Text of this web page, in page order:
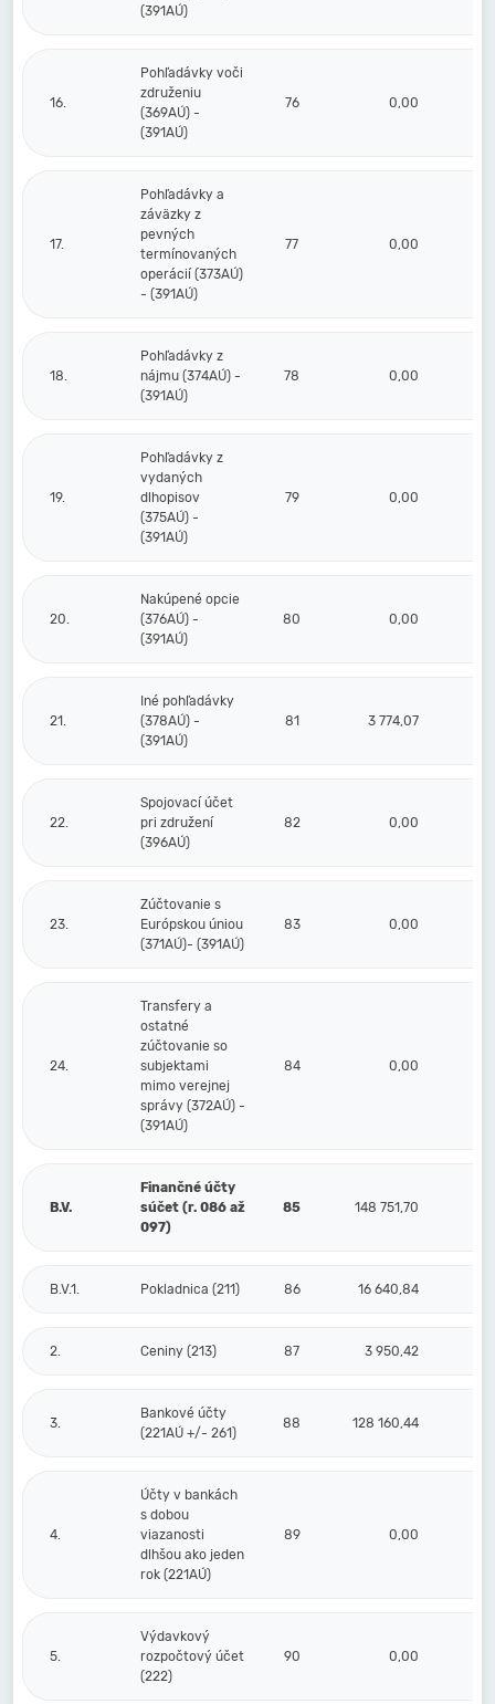
(391AÚ)
16.
Pohľadávky voči
združeniu
(369AÚ) -
(391AÚ)
76 0,00
17.
Pohľadávky a
záväzky z
pevných
termínovaných
operácií (373AÚ)
- (391AÚ)
77 0,00
18.
Pohľadávky z
nájmu (374AÚ) -
(391AÚ)
78 0,00
19.
Pohľadávky z
vydaných
dlhopisov
(375AÚ) -
(391AÚ)
79 0,00
20.
Nakúpené opcie
(376AÚ) -
(391AÚ)
80 0,00
21.
Iné pohľadávky
(378AÚ) -
(391AÚ)
81 3 774,07
22.
Spojovací účet
pri združení
(396AÚ)
82 0,00
23.
Zúčtovanie s
Európskou úniou
(371AÚ)- (391AÚ)
83 0,00
24.
Transfery a
ostatné
zúčtovanie so
subjektami
mimo verejnej
správy (372AÚ) -
(391AÚ)
84 0,00
B.V.
Finančné účty
súčet (r. 086 až
097)
85 148 751,70
B.V.1. Pokladnica (211) 86 16 640,84
2. Ceniny (213) 87 3 950,42
3.
Bankové účty
(221AÚ +/- 261)
88 128 160,44
4.
Účty v bankách
s dobou
viazanosti
dlhšou ako jeden
rok (221AÚ)
89 0,00
5.
Výdavkový
rozpočtový účet
(222)
90 0,00